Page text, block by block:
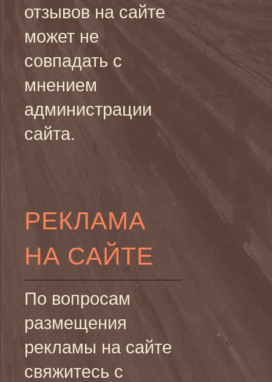
отзывов на сайте
может не
совпадать с
мнением
администрации
сайта.
РЕКЛАМА
НА САЙТЕ
По вопросам
размещения
рекламы на сайте
свяжитесь с